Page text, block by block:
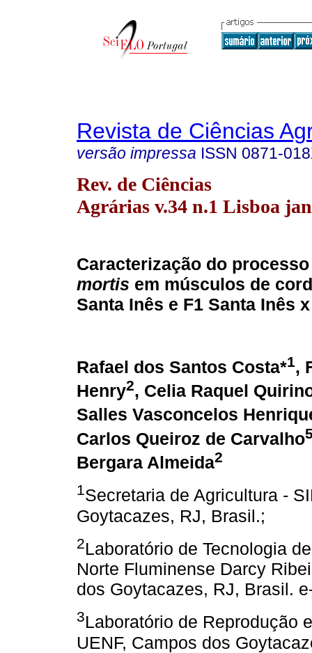
Revista de Ciências
versão impressa ISSN 0871-
Rev. de Ciências
Agrárias v.34 n.1 Lisboa
Caracterização do
mortis em músculos de
Santa Inês e F1 Santa Inês
Rafael dos Santos Costa*1,
Henry2, Celia Raquel
Salles Vasconcelos
Carlos Queiroz de Carvalho
Bergara Almeida2
1Secretaria de Agricultura -
Goytacazes, RJ, Brasil.;
2Laboratório de Tecnologia
Norte Fluminense Darcy
dos Goytacazes, RJ, Brasil.
3Laboratório de Reprodução
UENF, Campos dos